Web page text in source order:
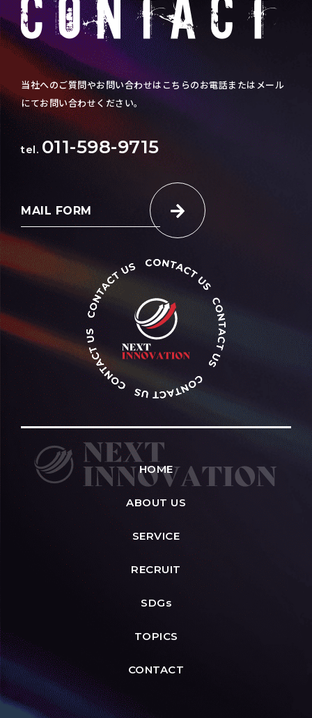
当社へのご質問やお問い合わせはこちらのお電話またはメール
にてお問い合わせください。
tel. 011-598-9715
MAIL FORM
HOME
ABOUT US
SERVICE
RECRUIT
SDGs
TOPICS
CONTACT